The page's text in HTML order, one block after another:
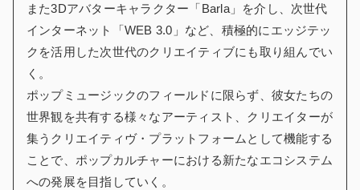
また3Dアバターキャラクター「Barla」を介し、次世代
インターネット「WEB 3.0」など、積極的にエッジテッ
クを活用した次世代のクリエイティブにも取り組んでい
く。
ポップミュージックのフィールドに限らず、彼女たちの
世界観を共有する様々なアーティスト、クリエイターが
集うクリエイティヴ・プラットフォームとして機能する
ことで、ポップカルチャーにおける新たなエコシステム
への発展を目指していく。